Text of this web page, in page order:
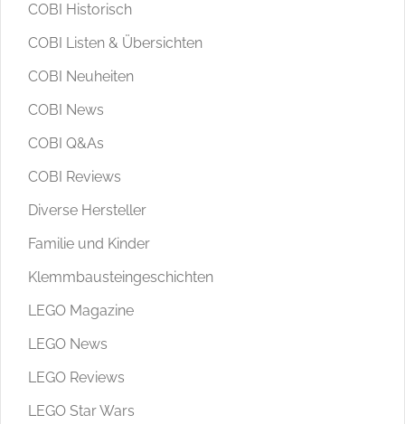
COBI Historisch
COBI Listen & Übersichten
COBI Neuheiten
COBI News
COBI Q&As
COBI Reviews
Diverse Hersteller
Familie und Kinder
Klemmbausteingeschichten
LEGO Magazine
LEGO News
LEGO Reviews
LEGO Star Wars